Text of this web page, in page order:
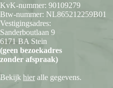
KvK-nummer: 90109279
Btw-nummer: NL865212259B01
Vestigingsadres:
Sanderboutlaan 9
6171 BA Stein
(geen bezoekadres
zonder afspraak)
Bekijk hier alle gegevens.